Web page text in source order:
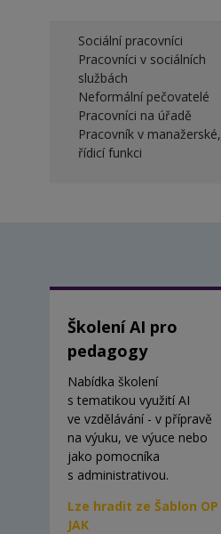
Sociální pracovníci
Pracovníci v sociálních
službách
Neformální pečovatelé
Pracovníci na úřadě
Pracovník v manažerské,
řídicí funkci
Školení AI pro
pedagogy
Nabídka školení
s tematikou využití AI
ve vzdělávání - v přípravě
na výuku, ve výuce nebo
jako pomocníka
s administrativou.
Lze hradit ze Šablon OP
JAK